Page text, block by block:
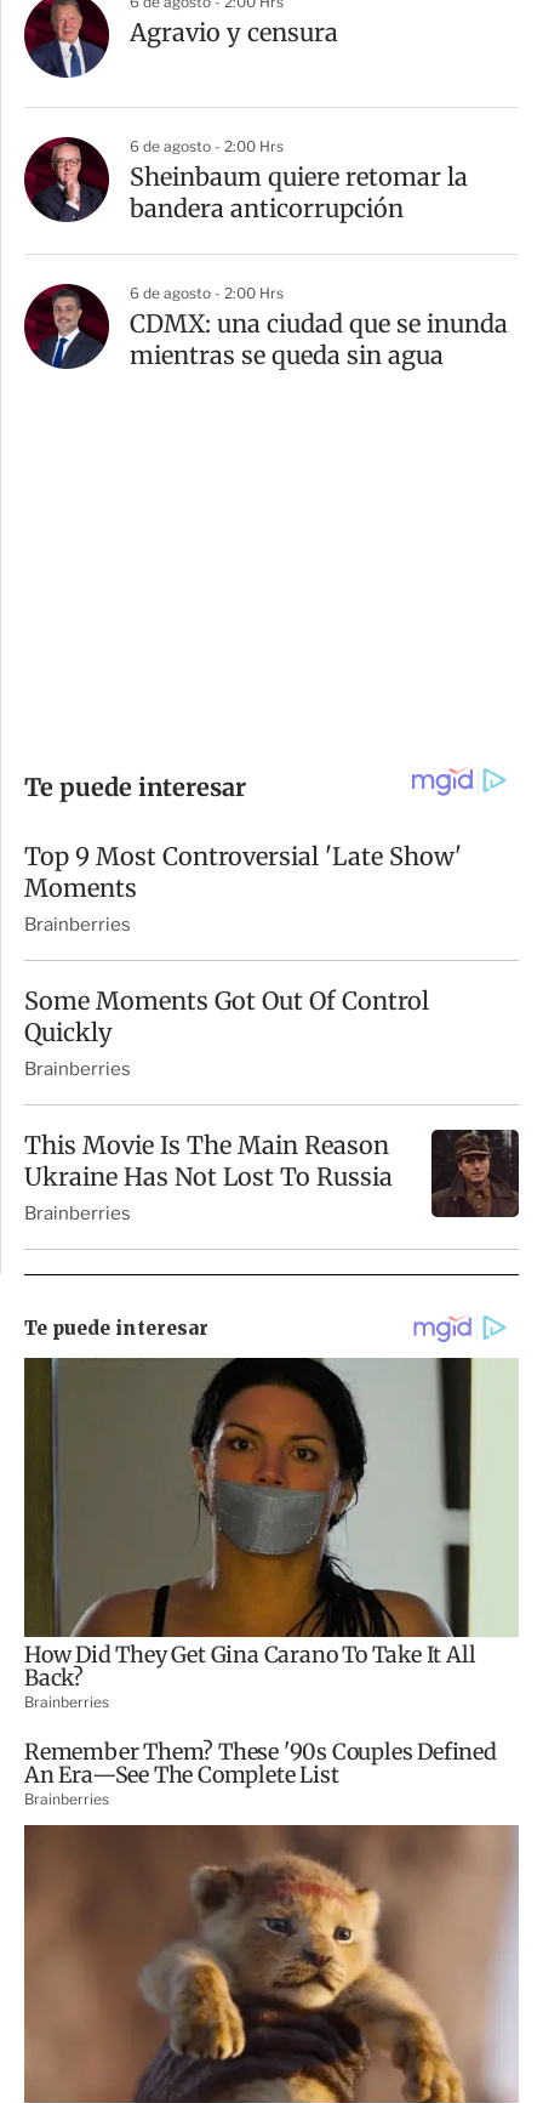
Agravio y censura
6 de agosto - 2:00 Hrs
Sheinbaum quiere retomar la
bandera anticorrupción
6 de agosto - 2:00 Hrs
CDMX: una ciudad que se inunda
mientras se queda sin agua